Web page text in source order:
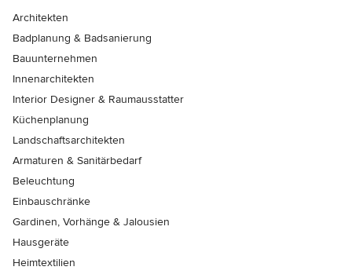
Architekten
Badplanung & Badsanierung
Bauunternehmen
Innenarchitekten
Interior Designer & Raumausstatter
Küchenplanung
Landschaftsarchitekten
Armaturen & Sanitärbedarf
Beleuchtung
Einbauschränke
Gardinen, Vorhänge & Jalousien
Hausgeräte
Heimtextilien